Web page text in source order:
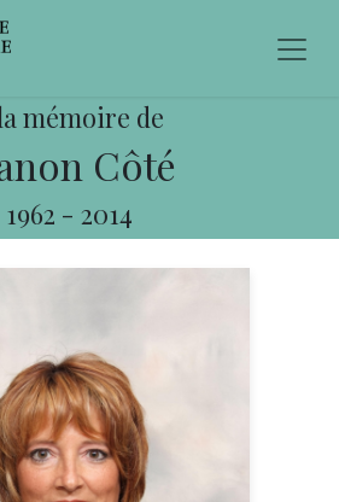
mémoire de
Côté
1962 - 2014